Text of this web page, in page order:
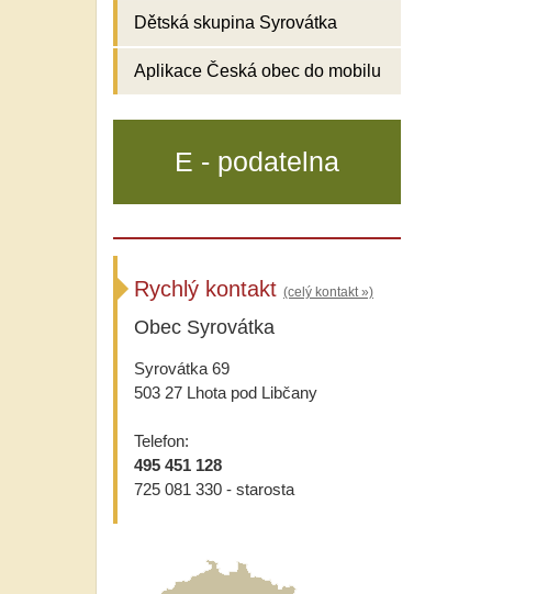
Dětská skupina Syrovátka
Aplikace Česká obec do mobilu
E - podatelna
Rychlý kontakt (celý kontakt »)
Obec Syrovátka
Syrovátka 69
503 27 Lhota pod Libčany
Telefon:
495 451 128
725 081 330 - starosta